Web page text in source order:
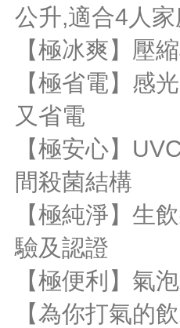
公升,適合4人
【極冰爽】壓
【極省電】感
又省電
【極安心】
間殺菌結構
【極純淨】生
驗及認證
【極便利】氣
【為你打氣的